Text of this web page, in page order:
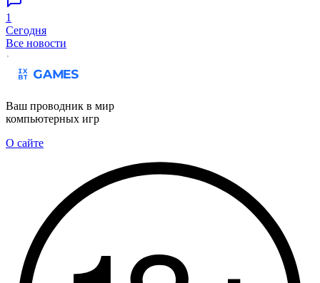
1
Сегодня
Все новости
Ваш проводник в мир
компьютерных игр
О сайте